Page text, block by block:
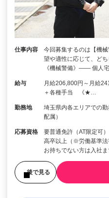
仕事内容
今回募集するのは【機
望や適性に応じて、ど
《機械警備》―― 個人
給与
月給206,800円～月給
＋各種手当 《★…
勤務地
埼玉県内各エリアでの
配属）
応募資格
要普通免許（AT限定可
高卒以上（※労働基準
お持ちでない方は入社ま
後で見る